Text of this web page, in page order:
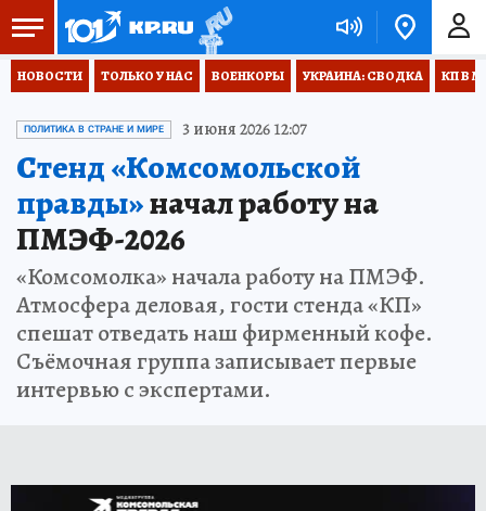
НОВОСТИ ТОЛЬКО У НАС ВОЕНКОРЫ УКРАИНА: СВОДКА КП В
ПОЛИТИКА В СТРАНЕ И МИРЕ 3 июня 2026 12:07
Стенд «Комсомольской
правды»начал работу на
ПМЭФ-2026
«Комсомолка» начала работу на ПМЭФ.
Атмосфера деловая, гости стенда «КП»
спешат отведать наш фирменный кофе.
Съёмочная группа записывает первые
интервью с экспертами.